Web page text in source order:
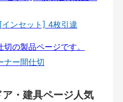
ンセット] 4枚引違
ナー間仕切
・建具ページ人気